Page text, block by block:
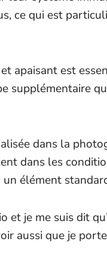
ce qui est
apaisant est
dans la
dans les
élément
et je me suis dit
aussi que je